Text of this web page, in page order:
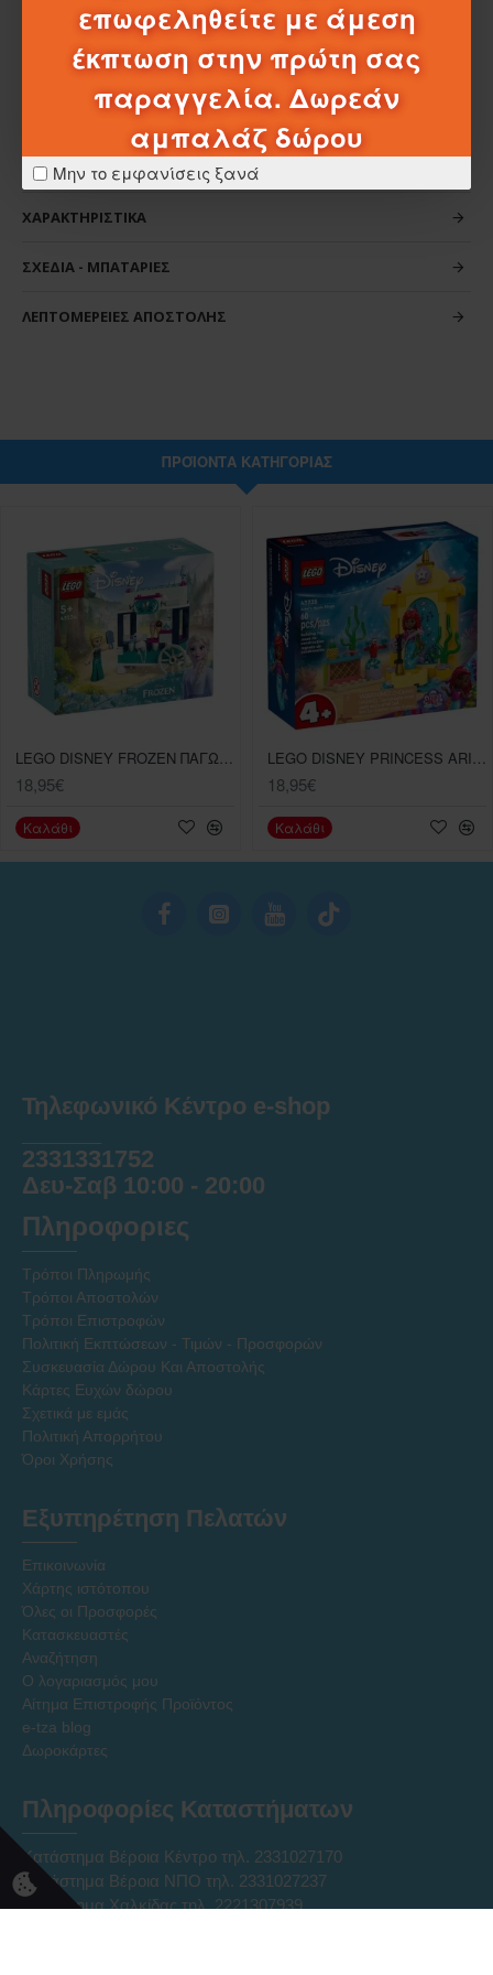
επωφεληθείτε με άμεση
έκπτωση στην πρώτη σας
παραγγελία. Δωρεάν
αμπαλάζ δώρου
Μην το εμφανίσεις ξανά
τις μινιατούρες Woody και Jessie, τον άλογο Bullseye, το
γουρούνι του Blaze, ένα πόνι και ένα φτερωτό άλογο.
ΧΑΡΑΚΤΗΡΙΣΤΙΚΆ
ΣΧΈΔΙΑ - ΜΠΑΤΑΡΊΕΣ
ΛΕΠΤΟΜΈΡΕΙΕΣ ΑΠΟΣΤΟΛΉΣ
ΠΡΟΪΌΝΤΑ ΚΑΤΗΓΟΡΊΑΣ
LEGO DISNEY FROZEN ΠΑΓΩΜΕΝΕΣ ΛΙΧΟΥΔΙΕΣ ΤΗΣ ΈΛΣΑΣ
18,95€
Καλάθι
LEGO DISNEY PRINCESS ARIELS MUSIC STAGE
18,95€
Καλάθι
Τηλεφωνικό Κέντρο e-shop
2331331752
Δευ-Σαβ 10:00 - 20:00
Πληροφοριες
Τρόποι Πληρωμής
Τρόποι Αποστολών
Τρόποι Επιστροφών
Πολιτική Εκπτώσεων - Τιμών - Προσφορών
Συσκευασία Δώρου Και Αποστολής
Κάρτες Ευχών δώρου
Σχετικά με εμάς
Πολιτική Απορρήτου
Όροι Χρήσης
Εξυπηρέτηση Πελατών
Επικοινωνία
Χάρτης ιστότοπου
Όλες οι Προσφορές
Κατασκευαστές
Αναζήτηση
Ο λογαριασμός μου
Αίτημα Επιστροφής Προϊόντος
e-tza blog
Δωροκάρτες
Πληροφορίες Καταστήματων
Κατάστημα Βέροια Κέντρο τηλ. 2331027170
Κατάστημα Βέροια ΝΠΟ τηλ. 2331027237
Κατάστημα Χαλκίδας τηλ. 2221307939